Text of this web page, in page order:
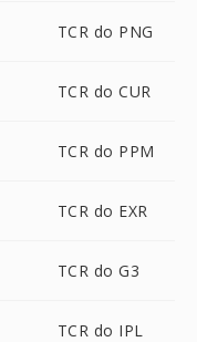
TCR do PNG
TCR do CUR
TCR do PPM
TCR do EXR
TCR do G3
TCR do IPL